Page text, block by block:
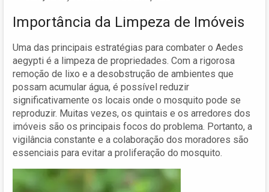
Importância da Limpeza de Imóveis
Uma das principais estratégias para combater o Aedes
aegypti é a limpeza de propriedades. Com a rigorosa
remoção de lixo e a desobstrução de ambientes que
possam acumular água, é possível reduzir
significativamente os locais onde o mosquito pode se
reproduzir. Muitas vezes, os quintais e os arredores dos
imóveis são os principais focos do problema. Portanto, a
vigilância constante e a colaboração dos moradores são
essenciais para evitar a proliferação do mosquito.